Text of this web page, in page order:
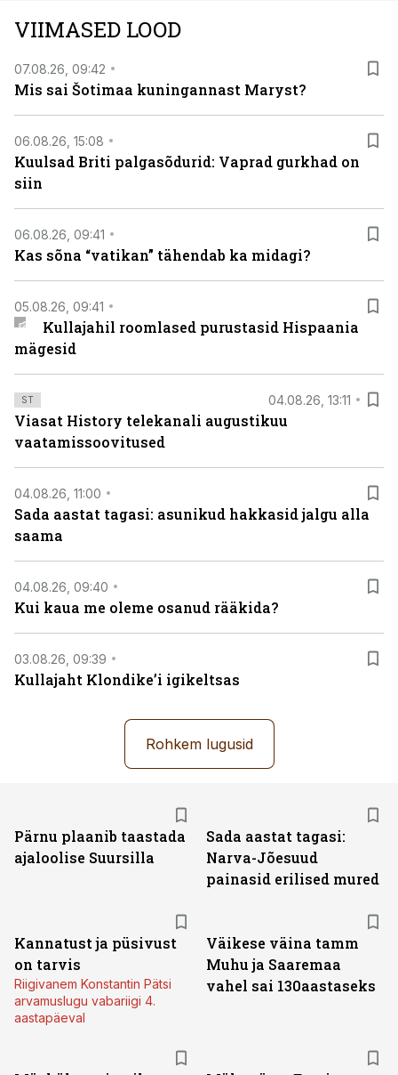
viasathistory.eu/ee
VIIMASED LOOD
07.08.26, 09:42
Mis sai Šotimaa kuningannast Maryst?
06.08.26, 15:08
Kuulsad Briti palgasõdurid: Vaprad gurkhad on
siin
06.08.26, 09:41
Kas sõna “vatikan” tähendab ka midagi?
05.08.26, 09:41
Kullajahil roomlased purustasid Hispaania
mägesid
ST 04.08.26, 13:11
Viasat History telekanali augustikuu
vaatamissoovitused
04.08.26, 11:00
Sada aastat tagasi: asunikud hakkasid jalgu alla
saama
04.08.26, 09:40
Kui kaua me oleme osanud rääkida?
03.08.26, 09:39
Kullajaht Klondike’i igikeltsas
Rohkem lugusid
Pärnu plaanib taastada
ajaloolise Suursilla
Sada aastat tagasi:
Narva-Jõesuud
painasid erilised mured
Kannatust ja püsivust
on tarvis
Riigivanem Konstantin Pätsi
arvamuslugu vabariigi 4.
aastapäeval
Väikese väina tamm
Muhu ja Saaremaa
vahel sai 130aastaseks